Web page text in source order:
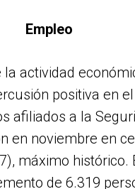
Empleo
la actividad
positiva en
afiliados a la
en noviembre en
máximo histórico.
de 6.319